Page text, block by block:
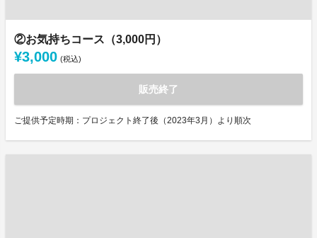
②お気持ちコース（3,000円）
¥3,000 (税込)
販売終了
ご提供予定時期：プロジェクト終了後（2023年3月）より順次